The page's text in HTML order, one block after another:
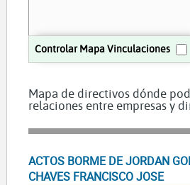
Controlar Mapa Vinculaciones
Mapa de directivos dónde
relaciones entre empresas y
ACTOS BORME DE JORDAN
CHAVES FRANCISCO JOSE